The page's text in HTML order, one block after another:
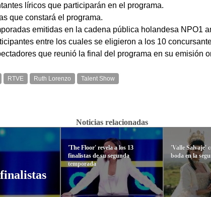
líricos que participarán en el programa.
que constará el programa.
emitidas en la cadena pública holandesa NPO1
entre los cuales se eligieron a los 10
que reunió la final del programa en su emisión
RTVE Ruth Lorenzo Talent Show
Noticias relacionadas
'The Floor' revela a los 13
finalistas de su segunda
temporada
'Valle Salvaje'
boda en la